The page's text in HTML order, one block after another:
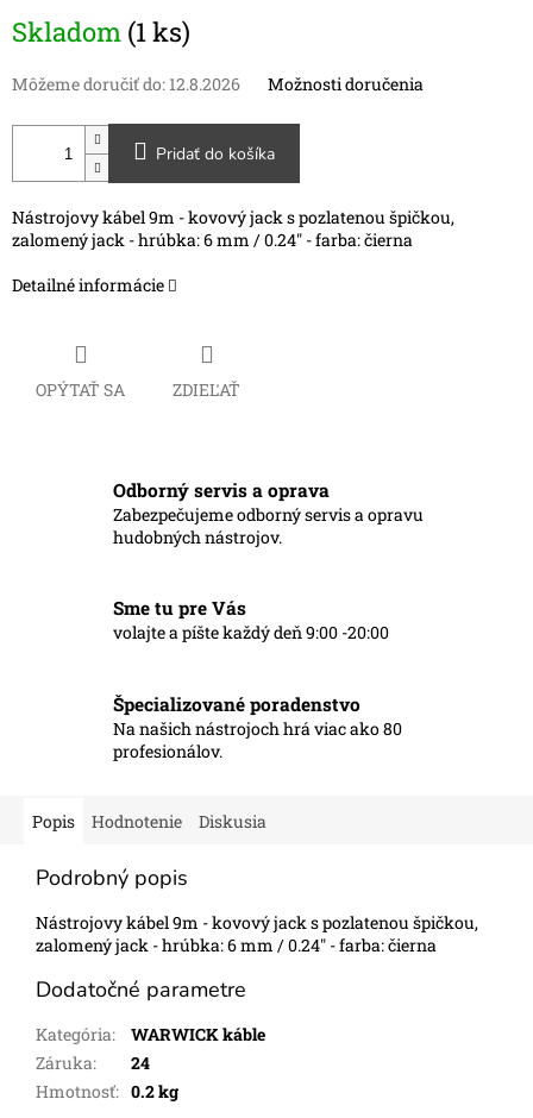
cena:
Skladom (1 ks)
Môžeme doručiť do: 12.8.2026 Možnosti doručenia
Pridať do košíka
Nástrojovy kábel 9m - kovový jack s pozlatenou špičkou,
zalomený jack - hrúbka: 6 mm / 0.24" - farba: čierna
Detailné informácie
OPÝTAŤ SA ZDIEĽAŤ
Odborný servis a oprava
Zabezpečujeme odborný servis a opravu
hudobných nástrojov.
Sme tu pre Vás
volajte a píšte každý deň 9:00 -20:00
Špecializované poradenstvo
Na našich nástrojoch hrá viac ako 80
profesionálov.
Popis Hodnotenie Diskusia
Podrobný popis
Nástrojovy kábel 9m - kovový jack s pozlatenou špičkou,
zalomený jack - hrúbka: 6 mm / 0.24" - farba: čierna
Dodatočné parametre
Kategória:
WARWICK káble
Záruka:
24
Hmotnosť: 0.2 kg